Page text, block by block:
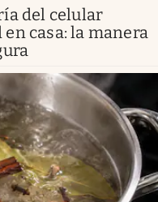
del celular
casa: la manera